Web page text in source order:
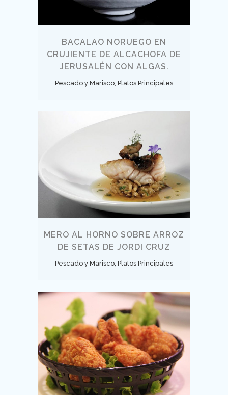
BACALAO NORUEGO EN
CRUJIENTE DE ALCACHOFA DE
JERUSALÉN CON ALGAS.
Pescado y Marisco, Platos Principales
MERO AL HORNO SOBRE ARROZ
DE SETAS DE JORDI CRUZ
Pescado y Marisco, Platos Principales